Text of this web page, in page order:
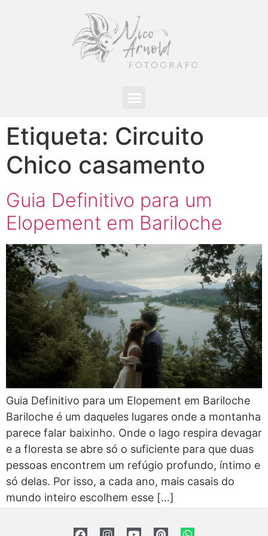
Etiqueta: Circuito
Chico casamento
Guia Definitivo para um
Elopement em Bariloche
Guia Definitivo para um Elopement em Bariloche
Bariloche é um daqueles lugares onde a montanha
parece falar baixinho. Onde o lago respira devagar
e a floresta se abre só o suficiente para que duas
pessoas encontrem um refúgio profundo, íntimo e
só delas. Por isso, a cada ano, mais casais do
mundo inteiro escolhem esse […]